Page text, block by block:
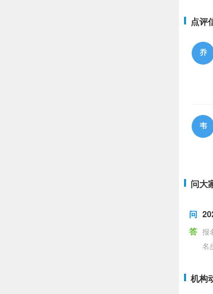
点评
乔
韦
问大
问
答 报
名
机构